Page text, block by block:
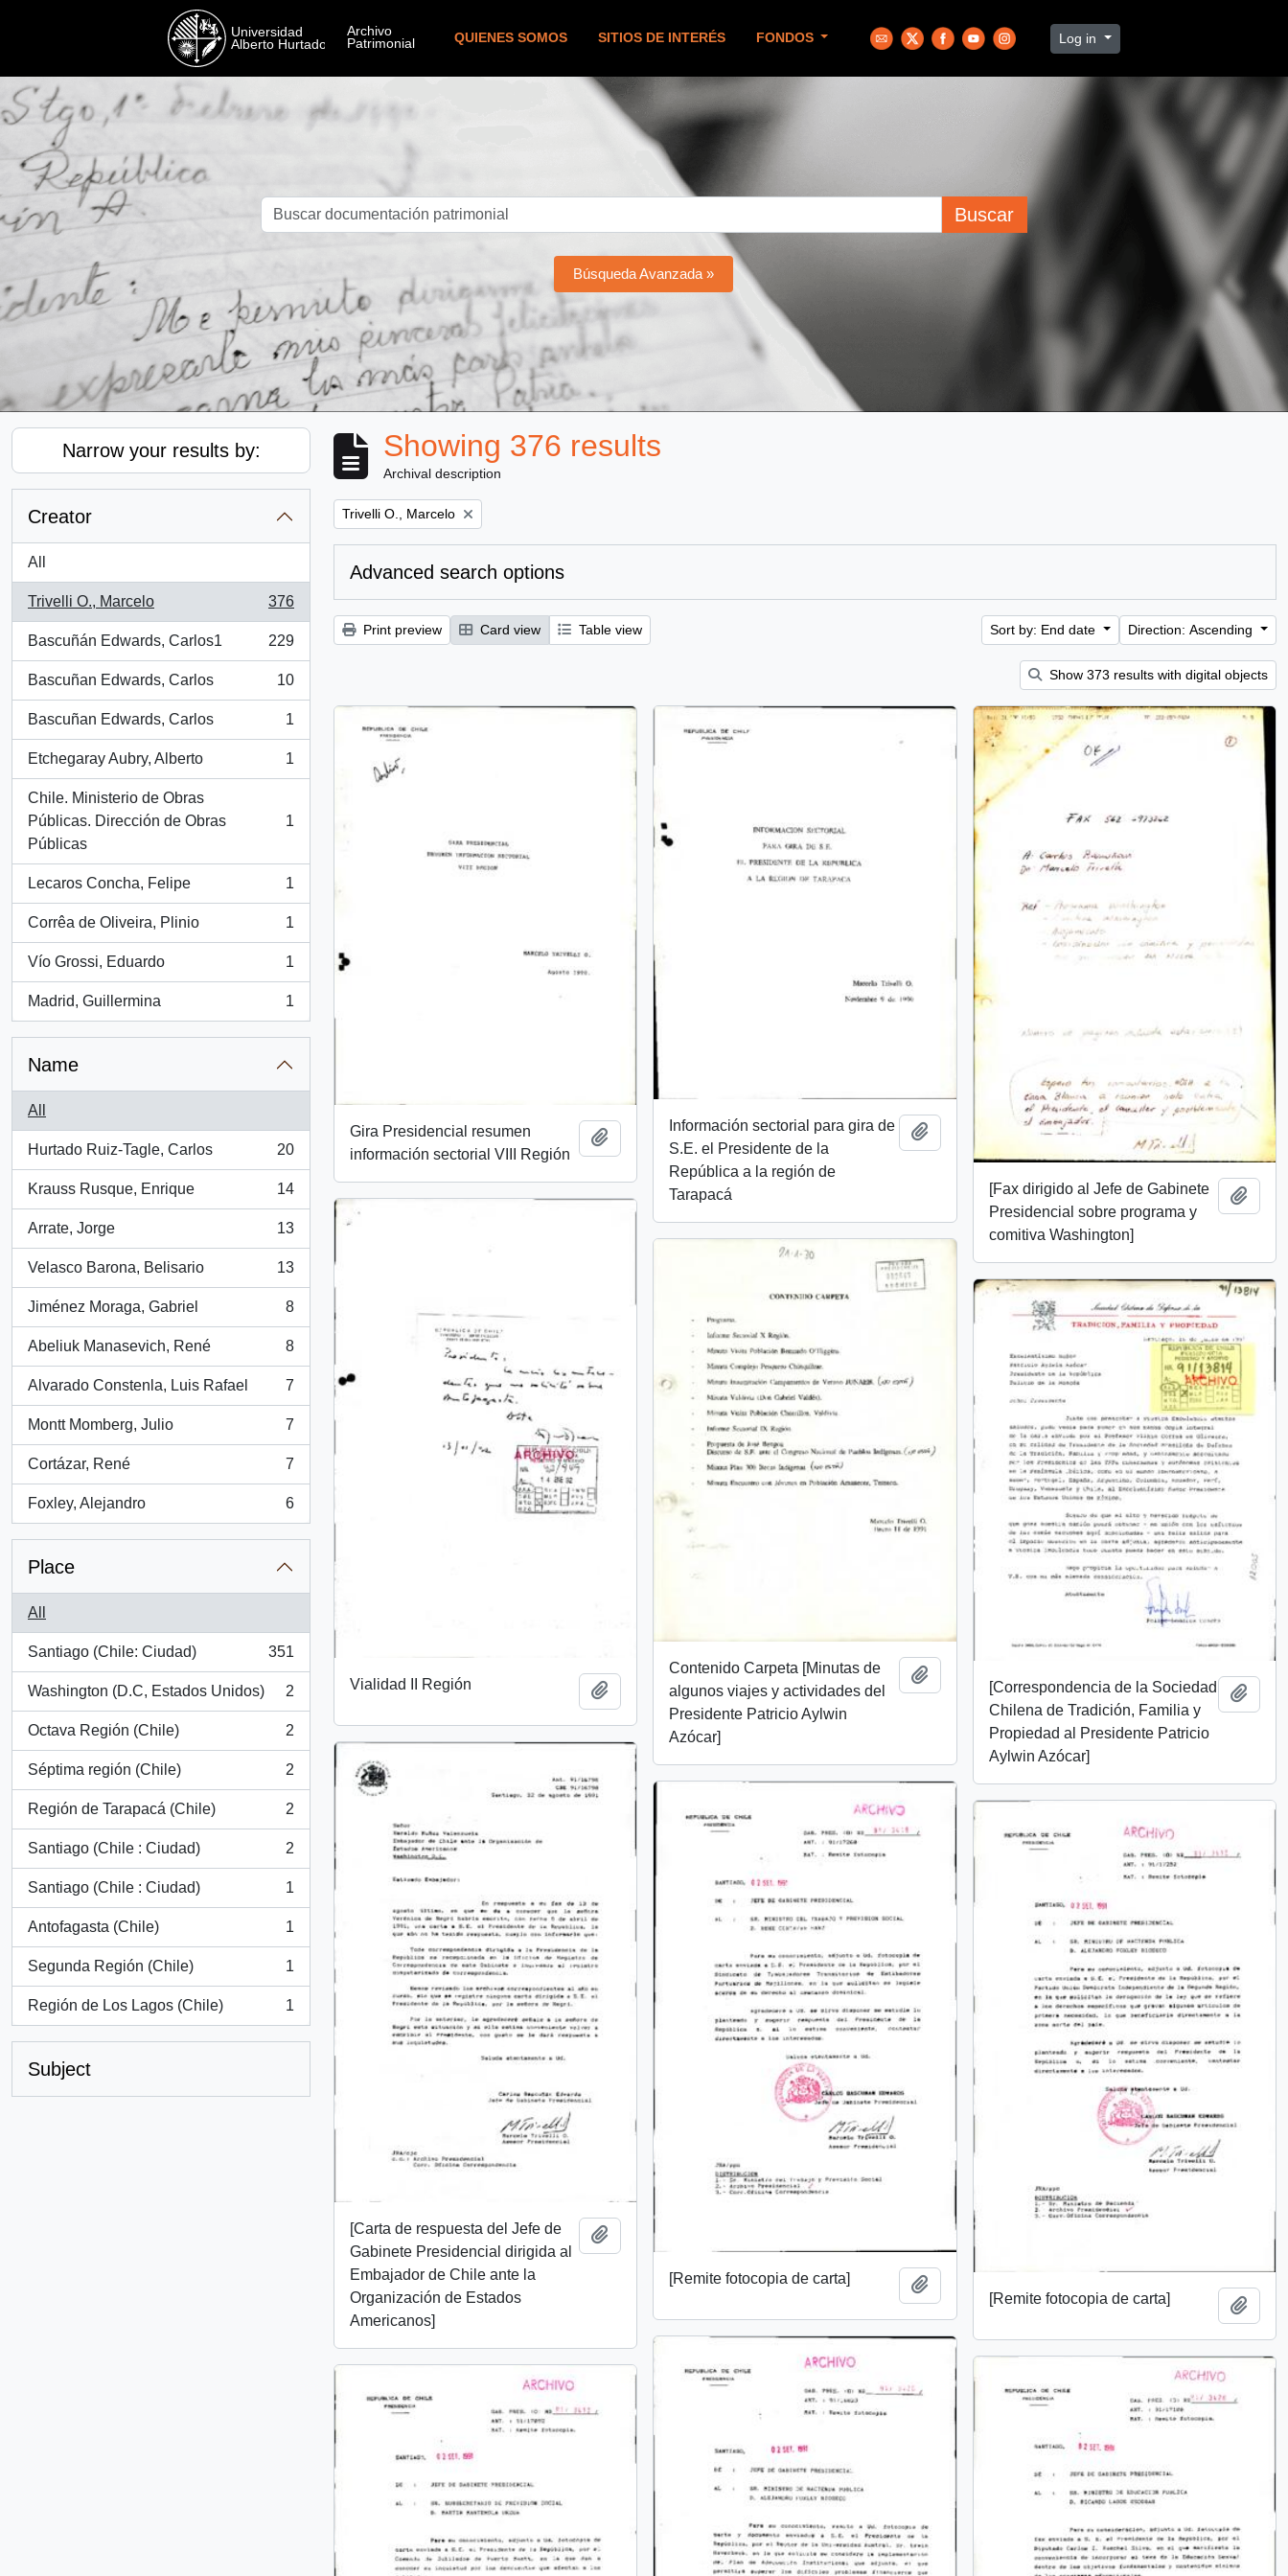
QUIENES SOMOS SITIOS DE INTERÉS FONDOS Log in
Buscar
Búsqueda Avanzada »
Narrow your results by:
Creator
All
Trivelli O., Marcelo
, 376 results
376
Bascuñán Edwards, Carlos1
, 229 results
229
Bascuñan Edwards, Carlos
, 10 results
10
Bascuñan Edwards, Carlos
, 1 results
1
Etchegaray Aubry, Alberto
, 1 results
1
Chile. Ministerio de Obras
Públicas. Dirección de Obras
Públicas
, 1 results
1
Lecaros Concha, Felipe
, 1 results
1
Corrêa de Oliveira, Plinio
, 1 results
1
Vío Grossi, Eduardo
, 1 results
1
Madrid, Guillermina
, 1 results
1
Name
All
Hurtado Ruiz-Tagle, Carlos
, 20 results
20
Krauss Rusque, Enrique
, 14 results
14
Arrate, Jorge
, 13 results
13
Velasco Barona, Belisario
, 13 results
13
Jiménez Moraga, Gabriel
, 8 results
8
Abeliuk Manasevich, René
, 8 results
8
Alvarado Constenla, Luis Rafael
, 7 results
7
Montt Momberg, Julio
, 7 results
7
Cortázar, René
, 7 results
7
Foxley, Alejandro
, 6 results
6
Place
All
Santiago (Chile: Ciudad)
, 351 results
351
Washington (D.C, Estados Unidos)
, 2 results
2
Octava Región (Chile)
, 2 results
2
Séptima región (Chile)
, 2 results
2
Región de Tarapacá (Chile)
, 2 results
2
Santiago (Chile : Ciudad)
, 2 results
2
Santiago (Chile : Ciudad)
, 1 results
1
Antofagasta (Chile)
, 1 results
1
Segunda Región (Chile)
, 1 results
1
Región de Los Lagos (Chile)
, 1 results
1
Subject
Showing 376 results
Archival description
Remove filter:
Trivelli O., Marcelo
Advanced search options
Print preview Card view Table view Sort by: End date Direction: Ascending
Show 373 results with digital objects
Gira Presidencial resumen
información sectorial VIII Región
Información sectorial para gira de
S.E. el Presidente de la
República a la región de
Tarapacá
Add to clipboard
[Fax dirigido al Jefe de Gabinete
Presidencial sobre programa y
comitiva Washington]
Add
Vialidad II Región Add to clipboard
Contenido Carpeta [Minutas de
algunos viajes y actividades del
Presidente Patricio Aylwin
Azócar]
Add to clipboard
[Correspondencia de la Sociedad
Chilena de Tradición, Familia y
Propiedad al Presidente Patricio
Aylwin Azócar]
Add
[Carta de respuesta del Jefe de
Gabinete Presidencial dirigida al
Embajador de Chile ante la
Organización de Estados
Americanos]
Add to clipboard
[Remite fotocopia de carta]
Add to clipboard
[Remite fotocopia de carta]
Add